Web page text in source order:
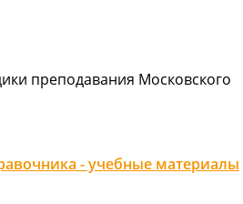
преподавания Московского
- учебные материалы